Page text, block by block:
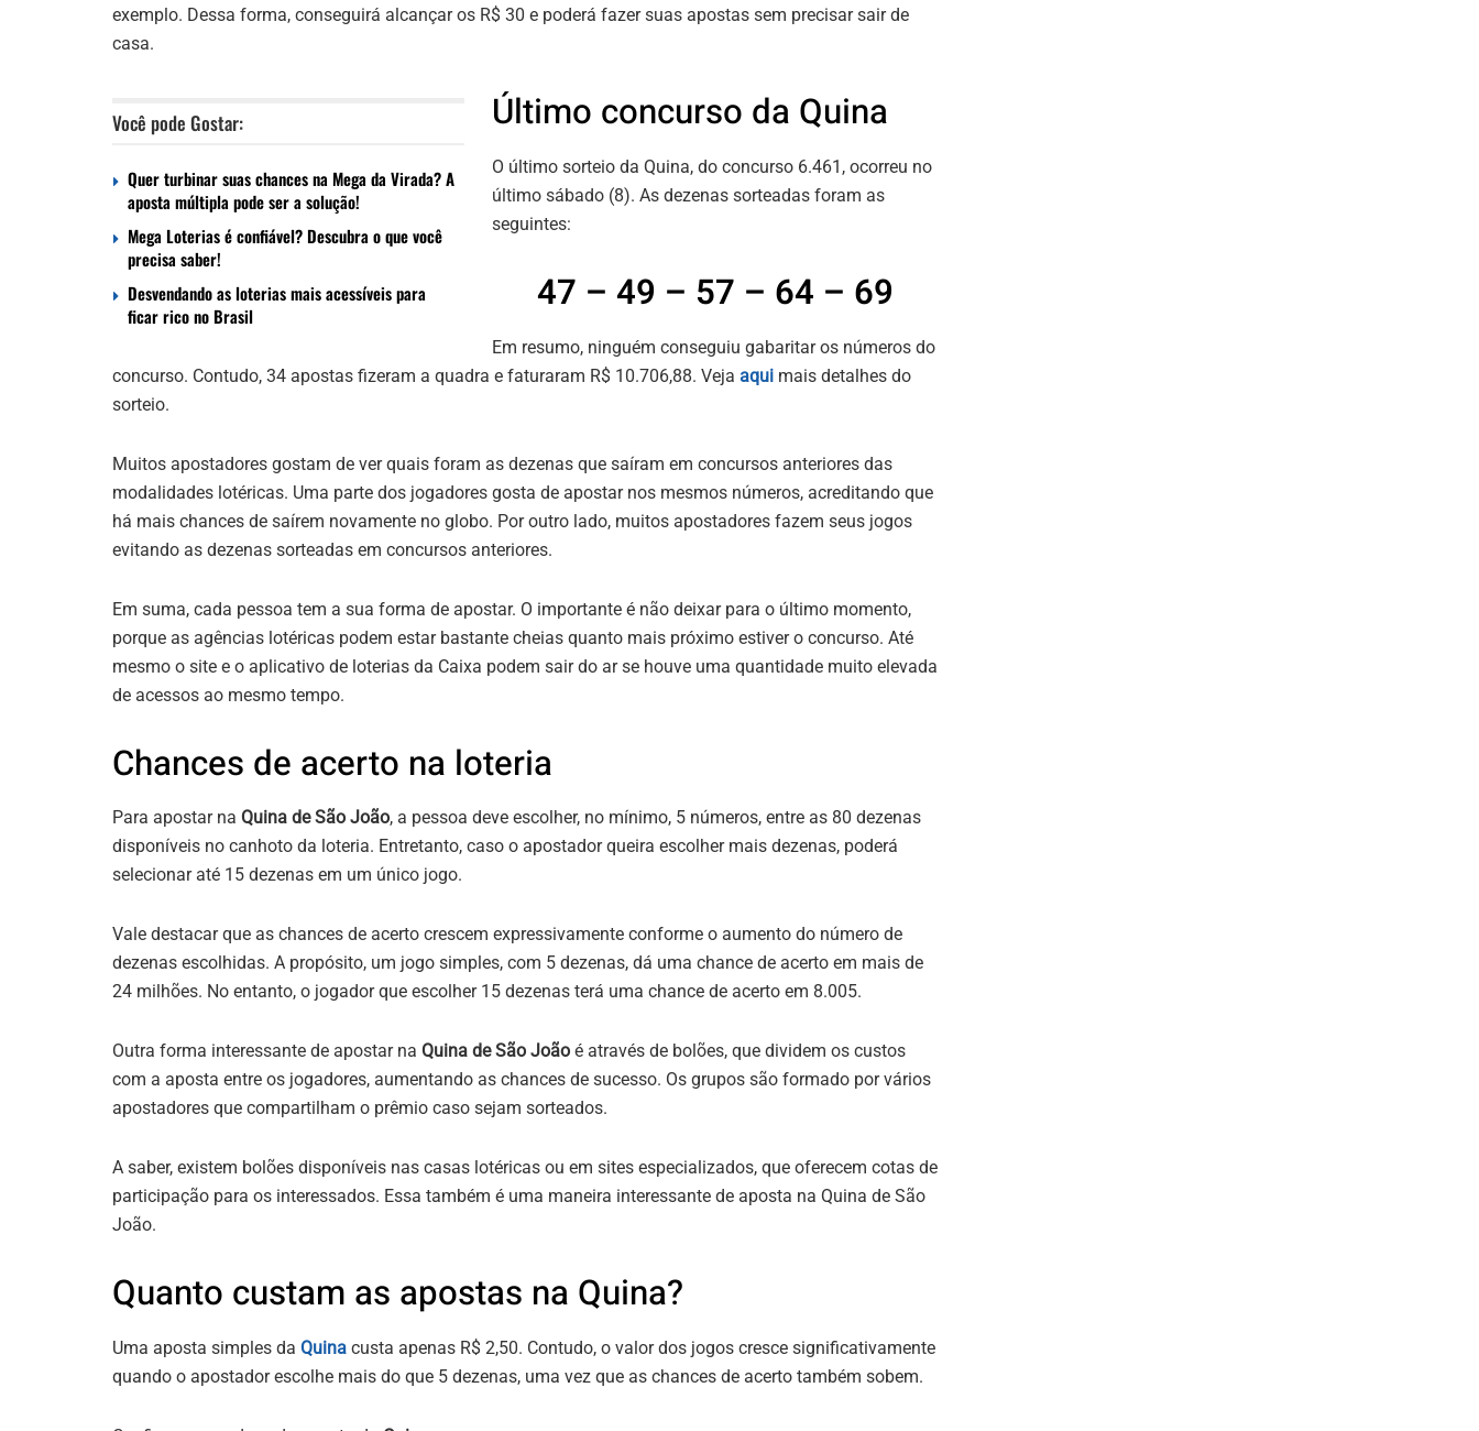
exemplo. Dessa forma, conseguirá alcançar os R$ 30 e poderá fazer suas apostas sem precisar sair de
casa.
Você pode Gostar:
Quer turbinar suas chances na Mega da Virada? A
aposta múltipla pode ser a solução!
Mega Loterias é confiável? Descubra o que você
precisa saber!
Desvendando as loterias mais acessíveis para
ficar rico no Brasil
Último concurso da Quina
O último sorteio da Quina, do concurso 6.461, ocorreu no
último sábado (8). As dezenas sorteadas foram as
seguintes:
47 – 49 – 57 – 64 – 69
Em resumo, ninguém conseguiu gabaritar os números do
concurso. Contudo, 34 apostas fizeram a quadra e faturaram R$ 10.706,88. Veja aqui mais detalhes do
sorteio.
Muitos apostadores gostam de ver quais foram as dezenas que saíram em concursos anteriores das
modalidades lotéricas. Uma parte dos jogadores gosta de apostar nos mesmos números, acreditando que
há mais chances de saírem novamente no globo. Por outro lado, muitos apostadores fazem seus jogos
evitando as dezenas sorteadas em concursos anteriores.
Em suma, cada pessoa tem a sua forma de apostar. O importante é não deixar para o último momento,
porque as agências lotéricas podem estar bastante cheias quanto mais próximo estiver o concurso. Até
mesmo o site e o aplicativo de loterias da Caixa podem sair do ar se houve uma quantidade muito elevada
de acessos ao mesmo tempo.
Chances de acerto na loteria
Para apostar na Quina de São João, a pessoa deve escolher, no mínimo, 5 números, entre as 80 dezenas
disponíveis no canhoto da loteria. Entretanto, caso o apostador queira escolher mais dezenas, poderá
selecionar até 15 dezenas em um único jogo.
Vale destacar que as chances de acerto crescem expressivamente conforme o aumento do número de
dezenas escolhidas. A propósito, um jogo simples, com 5 dezenas, dá uma chance de acerto em mais de
24 milhões. No entanto, o jogador que escolher 15 dezenas terá uma chance de acerto em 8.005.
Outra forma interessante de apostar na Quina de São João é através de bolões, que dividem os custos
com a aposta entre os jogadores, aumentando as chances de sucesso. Os grupos são formado por vários
apostadores que compartilham o prêmio caso sejam sorteados.
A saber, existem bolões disponíveis nas casas lotéricas ou em sites especializados, que oferecem cotas de
participação para os interessados. Essa também é uma maneira interessante de aposta na Quina de São
João.
Quanto custam as apostas na Quina?
Uma aposta simples da Quina custa apenas R$ 2,50. Contudo, o valor dos jogos cresce significativamente
quando o apostador escolhe mais do que 5 dezenas, uma vez que as chances de acerto também sobem.